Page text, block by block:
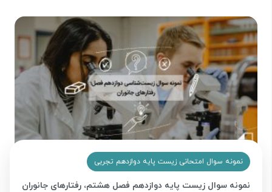
نمونه سوال امتحانی زیست پایه دوازدهم تجربی
نمونه سوال زیست پایه دوازدهم فصل هشتم، رفتارهای جانوران